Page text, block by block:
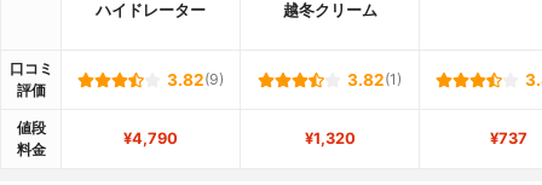
ハイドレーター
越冬クリーム
口コミ
評価
3.82(9) 3.82(1)
値段
料金
¥4,790 ¥1,320 ¥737